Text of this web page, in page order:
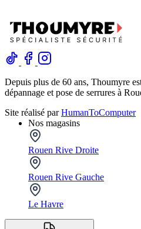
Depuis plus de 60 ans, Thoumyre
dépannage et pose de serrures à
Site réalisé parHumanToComputer
Nos magasins
Rouen Rive Droite
Rouen Rive Gauche
Le Havre